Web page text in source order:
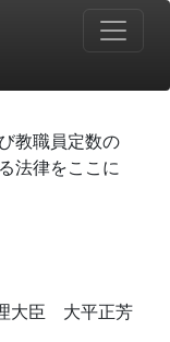
教職員定数の
法律をここに
大臣 大平正芳